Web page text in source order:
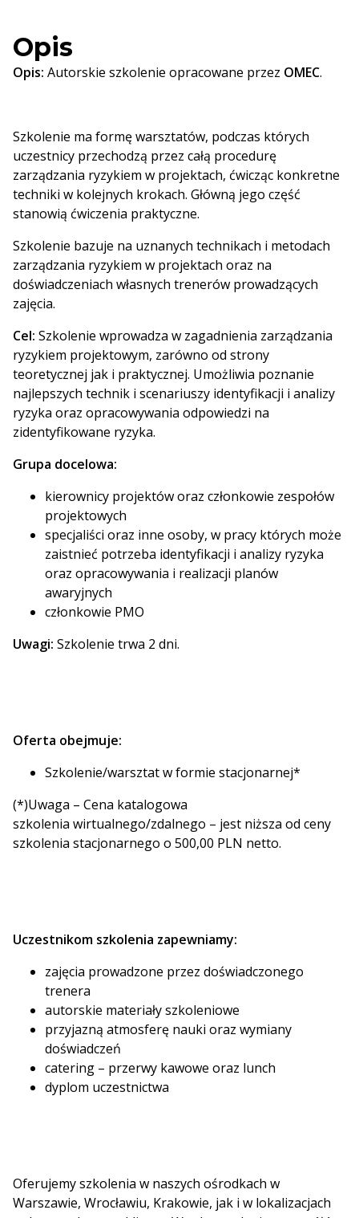
Opis
Opis: Autorskie szkolenie opracowane przez OMEC.
Szkolenie ma formę warsztatów, podczas których
uczestnicy przechodzą przez całą procedurę
zarządzania ryzykiem w projektach, ćwicząc konkretne
techniki w kolejnych krokach. Główną jego część
stanowią ćwiczenia praktyczne.
Szkolenie bazuje na uznanych technikach i metodach
zarządzania ryzykiem w projektach oraz na
doświadczeniach własnych trenerów prowadzących
zajęcia.
Cel: Szkolenie wprowadza w zagadnienia zarządzania
ryzykiem projektowym, zarówno od strony
teoretycznej jak i praktycznej. Umożliwia poznanie
najlepszych technik i scenariuszy identyfikacji i analizy
ryzyka oraz opracowywania odpowiedzi na
zidentyfikowane ryzyka.
Grupa docelowa:
kierownicy projektów oraz członkowie zespołów
projektowych
specjaliści oraz inne osoby, w pracy których może
zaistnieć potrzeba identyfikacji i analizy ryzyka
oraz opracowywania i realizacji planów
awaryjnych
członkowie PMO
Uwagi: Szkolenie trwa 2 dni.
Oferta obejmuje:
Szkolenie/warsztat w formie stacjonarnej*
(*)Uwaga – Cena katalogowa
szkolenia wirtualnego/zdalnego – jest niższa od ceny
szkolenia stacjonarnego o 500,00 PLN netto.
Uczestnikom szkolenia zapewniamy:
zajęcia prowadzone przez doświadczonego
trenera
autorskie materiały szkoleniowe
przyjazną atmosferę nauki oraz wymiany
doświadczeń
catering – przerwy kawowe oraz lunch
dyplom uczestnictwa
Oferujemy szkolenia w naszych ośrodkach w
Warszawie, Wrocławiu, Krakowie, jak i w lokalizacjach